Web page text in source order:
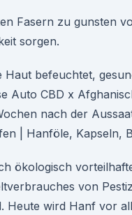
Fasern zu gunsten
sorgen.
Haut befeuchtet,
Auto CBD x
nach der
| Hanföle, Kapseln,
ökologisch
von
Heute wird Hanf vor